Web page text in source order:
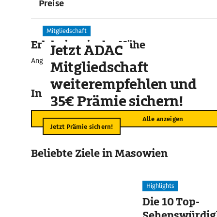
Preise
Erlebnisse in der Nähe
Angebote für unvergessliche Momente
In der Umgebung
Alle anzeigen
Mitgliedschaft
Jetzt ADAC
Mitgliedschaft
weiterempfehlen und
35€ Prämie sichern!
Jetzt Prämie sichern!
Beliebte Ziele in Masowien
Highlights
Die 10 Top-